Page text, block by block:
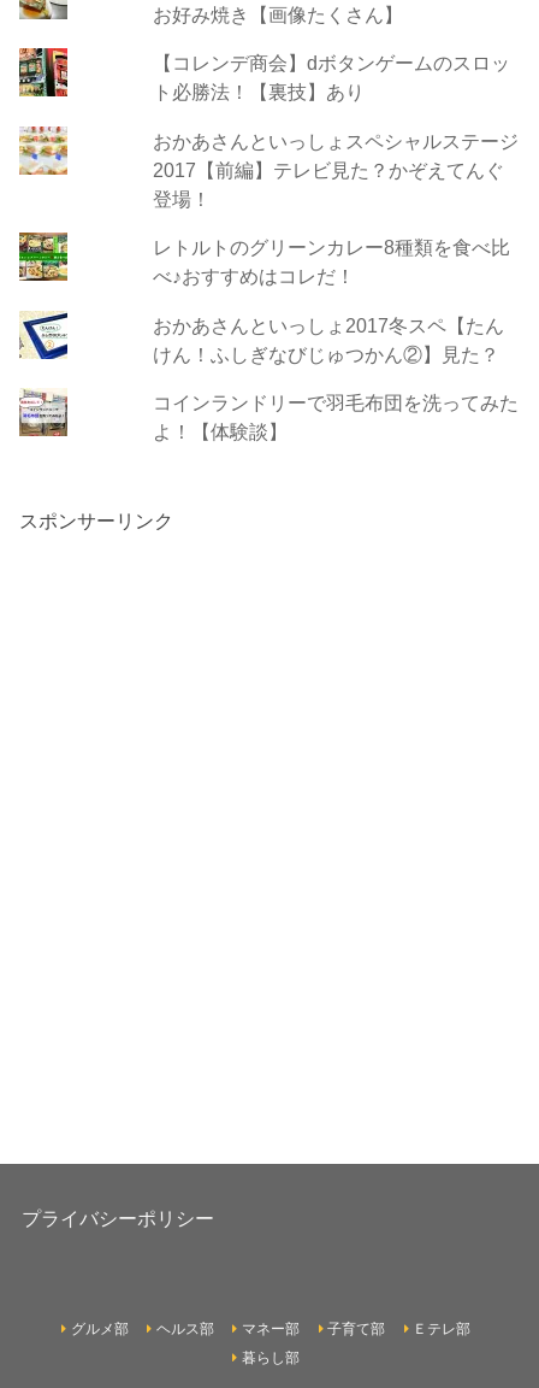
お好み焼き【画像たくさん】
【コレンデ商会】dボタンゲームのスロッ
ト必勝法！【裏技】あり
おかあさんといっしょスペシャルステージ
2017【前編】テレビ見た？かぞえてんぐ
登場！
レトルトのグリーンカレー8種類を食べ比
べ♪おすすめはコレだ！
おかあさんといっしょ2017冬スペ【たん
けん！ふしぎなびじゅつかん②】見た？
コインランドリーで羽毛布団を洗ってみた
よ！【体験談】
スポンサーリンク
プライバシーポリシー
グルメ部 ヘルス部 マネー部 子育て部
Ｅテレ部
暮らし部